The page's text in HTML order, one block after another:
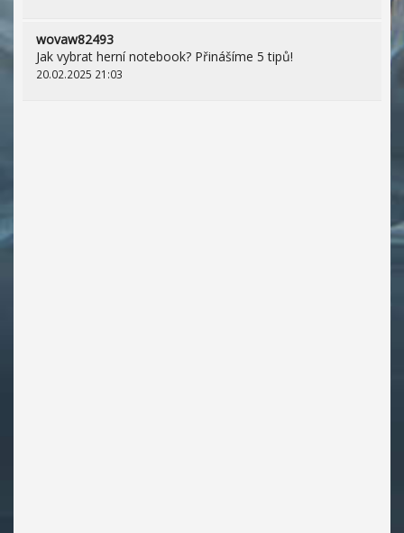
wovaw82493
Jak vybrat herní notebook? Přinášíme 5 tipů!
20.02.2025 21:03